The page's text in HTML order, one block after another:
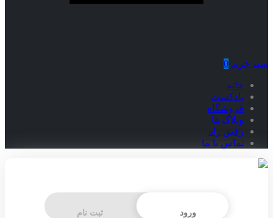
سبد خرید 0
خانه
پادکست
فروشگاه
وبلاگ ها
رفیق راه
تماس با ما
ورود ثبت نام